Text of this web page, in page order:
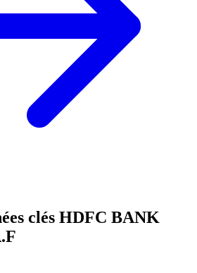
clés HDFC BANK